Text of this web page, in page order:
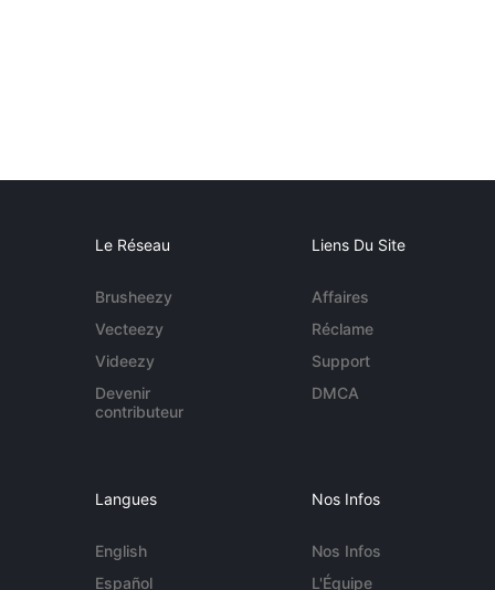
Le Réseau
Brusheezy
Vecteezy
Videezy
Devenir
contributeur
Liens Du Site
Affaires
Réclame
Support
DMCA
Langues
English
Español
Nos Infos
Nos Infos
L'Équipe